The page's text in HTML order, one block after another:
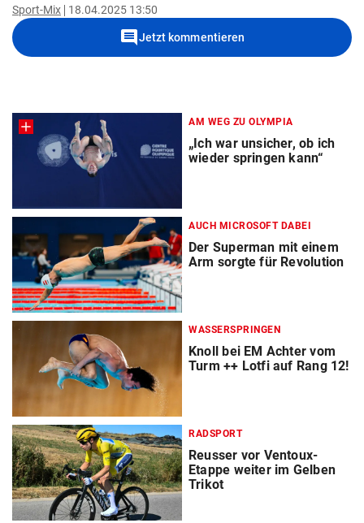
Sport-Mix 18.04.2025 13:50
commentJetzt kommentieren
AM WEG ZU OLYMPIA
„Ich war unsicher, ob ich
wieder springen kann“
AUCH MICROSOFT DABEI
Der Superman mit einem
Arm sorgte für Revolution
WASSERSPRINGEN
Knoll bei EM Achter vom
Turm ++ Lotfi auf Rang 12!
RADSPORT
Reusser vor Ventoux-
Etappe weiter im Gelben
Trikot